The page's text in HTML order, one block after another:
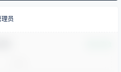
理员